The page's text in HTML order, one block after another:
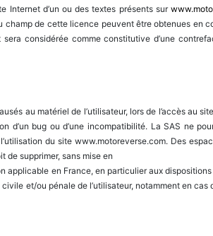
Internet d’un ou des textes présents sur
de cette licence peuvent être obtenues en
considérée comme constitutive d’une
au matériel de l’utilisateur, lors de l’accès au site
bug ou d’une incompatibilité. La SAS ne
du site www.motoreverse.com. Des
de supprimer, sans mise en
en France, en particulier aux
et/ou pénale de l’utilisateur, notamment en